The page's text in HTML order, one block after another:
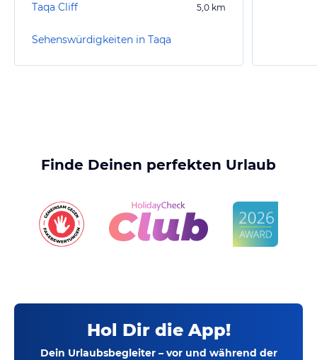
Taqa Cliff 5,0 km
Sehenswürdigkeiten in Taqa
Finde Deinen perfekten Urlaub
Hol Dir die App!
Dein Urlaubsbegleiter – vor und während der